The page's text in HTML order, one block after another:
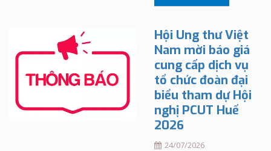
Hội Ung thư Việt
Nam mời báo giá
cung cấp dịch vụ
tổ chức đoàn đại
biểu tham dự Hội
nghị PCUT Huế
2026
24/07/2026